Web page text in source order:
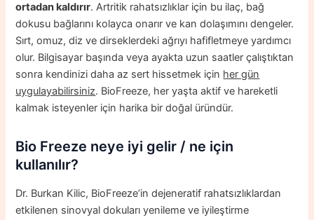
ortadan kaldırır. Artritik rahatsızlıklar için bu ilaç, bağ
dokusu bağlarını kolayca onarır ve kan dolaşımını dengeler.
Sırt, omuz, diz ve dirseklerdeki ağrıyı hafifletmeye yardımcı
olur. Bilgisayar başında veya ayakta uzun saatler çalıştıktan
sonra kendinizi daha az sert hissetmek için her gün
uygulayabilirsiniz. BioFreeze, her yaşta aktif ve hareketli
kalmak isteyenler için harika bir doğal üründür.
Bio Freeze neye iyi gelir / ne için
kullanılır?
Dr. Burkan Kilic, BioFreeze’in dejeneratif rahatsızlıklardan
etkilenen sinovyal dokuları yenileme ve iyileştirme